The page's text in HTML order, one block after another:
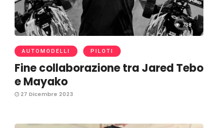
738
AUTOMODELLI PILOTI
Fine collaborazione tra Jared Tebo
e Mayako
27 Dicembre 2023